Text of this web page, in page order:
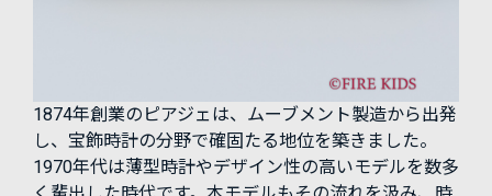
1874年創業のピアジェは、ムーブメント製造から出発
し、宝飾時計の分野で確固たる地位を築きました。
1970年代は薄型時計やデザイン性の高いモデルを数多